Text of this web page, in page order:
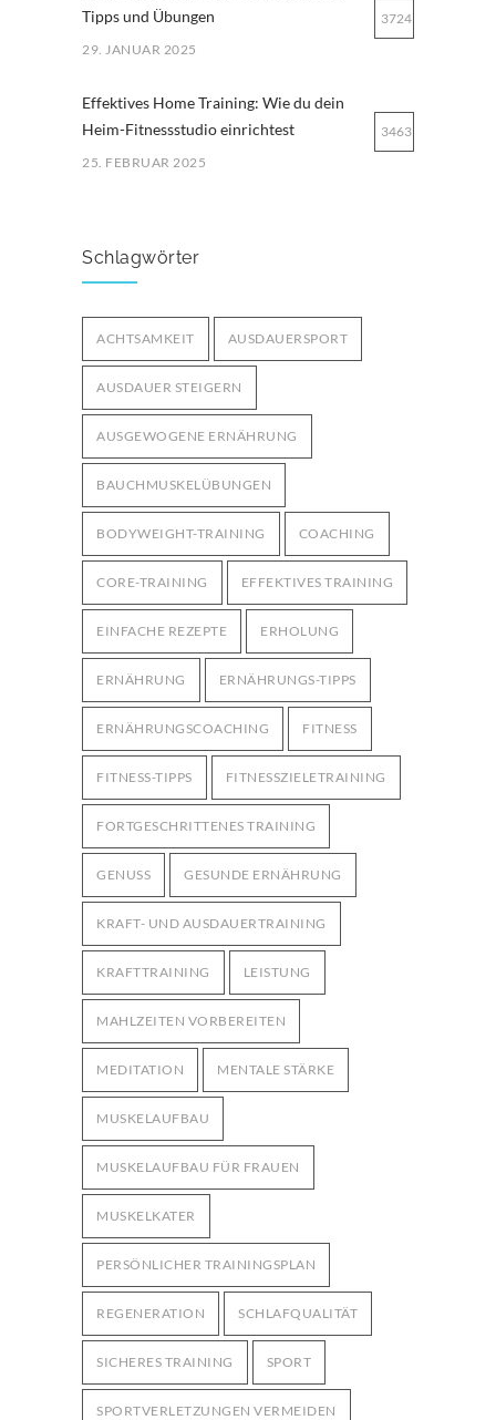
Tipps und Übungen
29. JANUAR 2025
3724
Effektives Home Training: Wie du dein
Heim-Fitnessstudio einrichtest
25. FEBRUAR 2025
3463
Training ohne Geräte
12. OKTOBER 2024
Schlagwörter
ACHTSAMKEIT AUSDAUERSPORT
AUSDAUER STEIGERN
AUSGEWOGENE ERNÄHRUNG
BAUCHMUSKELÜBUNGEN
BODYWEIGHT-TRAINING COACHING
CORE-TRAINING EFFEKTIVES TRAINING
EINFACHE REZEPTE ERHOLUNG
ERNÄHRUNG ERNÄHRUNGS-TIPPS
ERNÄHRUNGSCOACHING FITNESS
FITNESS-TIPPS FITNESSZIELETRAINING
FORTGESCHRITTENES TRAINING
GENUSS GESUNDE ERNÄHRUNG
KRAFT- UND AUSDAUERTRAINING
KRAFTTRAINING LEISTUNG
MAHLZEITEN VORBEREITEN
MEDITATION MENTALE STÄRKE
MUSKELAUFBAU
MUSKELAUFBAU FÜR FRAUEN
MUSKELKATER
PERSÖNLICHER TRAININGSPLAN
REGENERATION SCHLAFQUALITÄT
SICHERES TRAINING SPORT
SPORTVERLETZUNGEN VERMEIDEN